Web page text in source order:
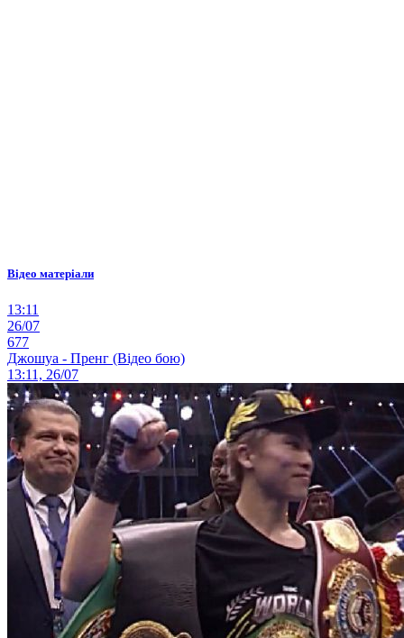
Відео матеріали
13:11
26/07
677
Джошуа - Пренг (Відео бою)
13:11, 26/07